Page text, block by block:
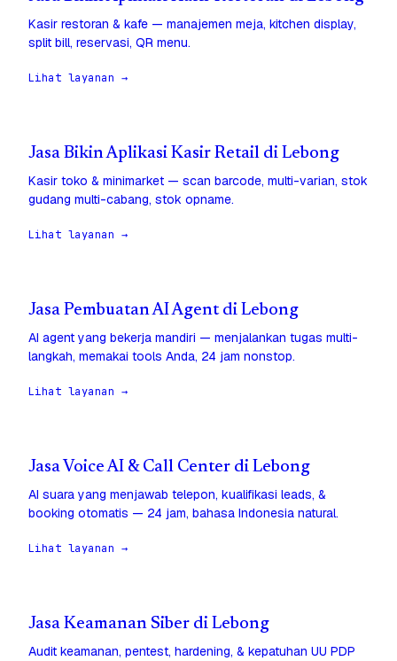
Kasir restoran & kafe — manajemen meja, kitchen display,
split bill, reservasi, QR menu.
Lihat layanan →
Jasa Bikin Aplikasi Kasir Retail di Lebong
Kasir toko & minimarket — scan barcode, multi-varian, stok
gudang multi-cabang, stok opname.
Lihat layanan →
Jasa Pembuatan AI Agent di Lebong
AI agent yang bekerja mandiri — menjalankan tugas multi-
langkah, memakai tools Anda, 24 jam nonstop.
Lihat layanan →
Jasa Voice AI & Call Center di Lebong
AI suara yang menjawab telepon, kualifikasi leads, &
booking otomatis — 24 jam, bahasa Indonesia natural.
Lihat layanan →
Jasa Keamanan Siber di Lebong
Audit keamanan, pentest, hardening, & kepatuhan UU PDP